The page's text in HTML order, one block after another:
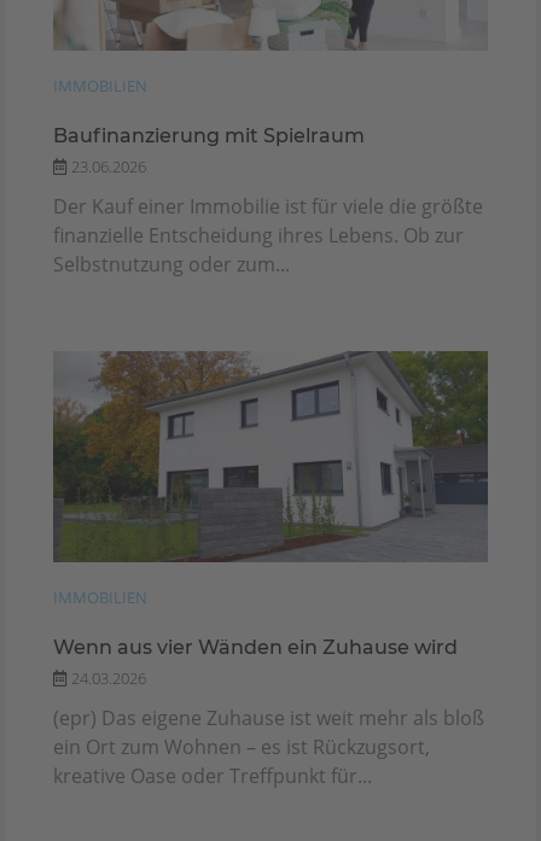
IMMOBILIEN
Baufinanzierung mit Spielraum
23.06.2026
Der Kauf einer Immobilie ist für viele die größte
finanzielle Entscheidung ihres Lebens. Ob zur
Selbstnutzung oder zum...
IMMOBILIEN
Wenn aus vier Wänden ein Zuhause wird
24.03.2026
(epr) Das eigene Zuhause ist weit mehr als bloß
ein Ort zum Wohnen – es ist Rückzugsort,
kreative Oase oder Treffpunkt für...